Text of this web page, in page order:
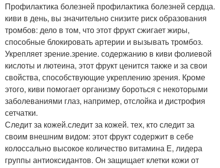
Профилактика болезней профилактика болезней сердца.
киви в день, вы значительно снизите риск образования
тромбов: дело в том, что этот фрукт сжигает жиры,
способные блокировать артерии и вызывать тромбоз.
Укрепляет зрение.зрение. содержанию в киви фолиевой
кислоты и лютеина, этот фрукт ценится также и за свои
свойства, способствующие укреплению зрения. Кроме
этого, киви помогает организму бороться с некоторыми
заболеваниями глаз, например, отслойка и дистрофия
сетчатки.
Следит за кожей.следит за кожей. тех, кто следит за
своим внешним видом: этот фрукт содержит в себе
колоссально высокое количество витамина Е, лидера
группы антиоксидантов. Он защищает клетки кожи от